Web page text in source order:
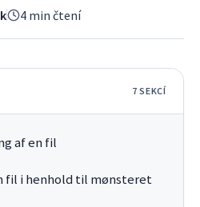
4 min čtení
7 SEKCÍ
af en fil
fil i henhold til mønsteret